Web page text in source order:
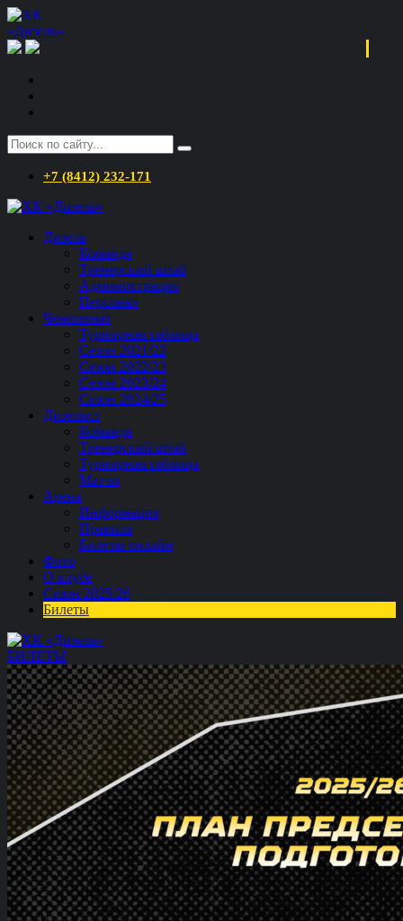
+7 (8412) 232-171
Дизель
Команда
Тренерский штаб
Администрация
Персонал
Чемпионат
Турнирная таблица
Сезон 2021/22
Сезон 2022/23
Сезон 2023/24
Сезон 2024/25
Дизелист
Команда
Тренерский штаб
Турнирная таблица
Матчи
Арена
Информация
Правила
Билеты онлайн
Фото
О клубе
Сезон 2025/26
Билеты
БИЛЕТЫ